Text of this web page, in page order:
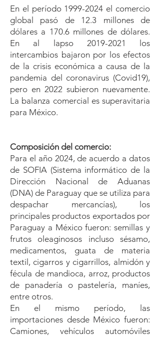
En el período 1999-2024 el comercio
global pasó de 12.3 millones de
dólares a 170.6 millones de dólares.
En al lapso 2019-2021
los
intercambios bajaron por los efectos
de la crisis económica a causa de la
pandemia del coronavirus (Covid19),
pero en 2022 subieron nuevamente.
La balanza comercial es superavitaria
para México.
Composición del comercio:
Para el año 2024, de acuerdo a datos
de SOFIA (Sistema informático de la
Dirección Nacional de Aduanas
(DNA) de Paraguay que se utiliza para
despachar mercancías), los
principales productos exportados por
Paraguay a México fueron: semillas y
frutos oleaginosos incluso sésamo,
medicamentos, guata de materia
textil, cigarros y cigarrillos, almidón y
fécula de mandioca, arroz, productos
de panadería o pastelería, maníes,
entre otros.
En el mismo período, las
importaciones desde México fueron:
Camiones, vehículos automóviles